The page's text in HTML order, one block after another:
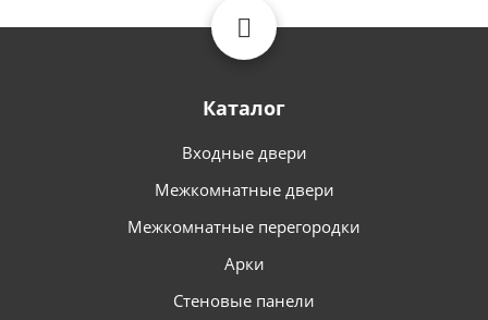
Каталог
Входные двери
Межкомнатные двери
Межкомнатные перегородки
Арки
Стеновые панели